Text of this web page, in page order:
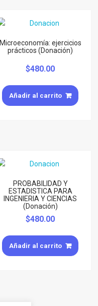
Microeconomía: ejercicios
prácticos (Donación)
$480.00
Añadir al carrito
PROBABILIDAD Y
ESTADISTICA PARA
INGENIERIA Y CIENCIAS
(Donación)
$480.00
Añadir al carrito